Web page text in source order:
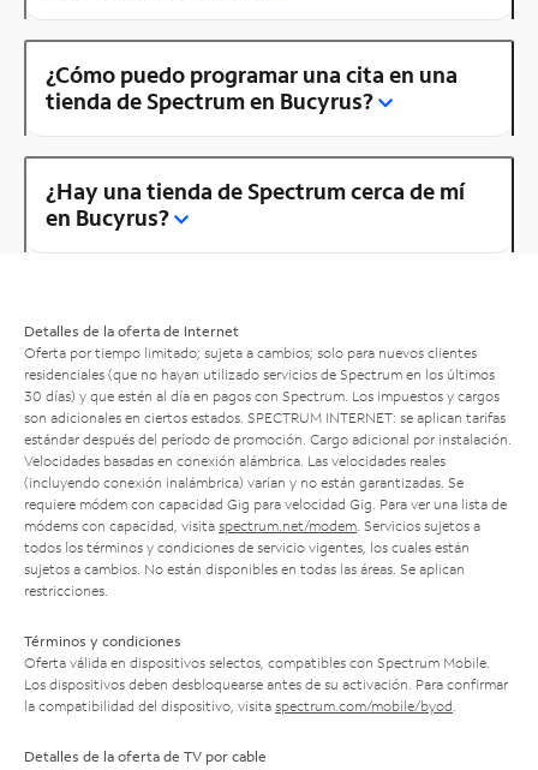
¿Cómo puedo programar una cita en una
tienda de Spectrum en Bucyrus?
¿Hay una tienda de Spectrum cerca de mí
en Bucyrus?
Detalles de la oferta de Internet
Oferta por tiempo limitado; sujeta a cambios; solo para nuevos clientes
residenciales (que no hayan utilizado servicios de Spectrum en los últimos
30 días) y que estén al día en pagos con Spectrum. Los impuestos y cargos
son adicionales en ciertos estados. SPECTRUM INTERNET: se aplican tarifas
estándar después del período de promoción. Cargo adicional por instalación.
Velocidades basadas en conexión alámbrica. Las velocidades reales
(incluyendo conexión inalámbrica) varían y no están garantizadas. Se
requiere módem con capacidad Gig para velocidad Gig. Para ver una lista de
módems con capacidad, visita spectrum.net/modem . Servicios sujetos a
todos los términos y condiciones de servicio vigentes, los cuales están
sujetos a cambios. No están disponibles en todas las áreas. Se aplican
restricciones.
Términos y condiciones
Oferta válida en dispositivos selectos, compatibles con Spectrum Mobile.
Los dispositivos deben desbloquearse antes de su activación. Para confirmar
la compatibilidad del dispositivo, visita spectrum.com/mobile/byod
Detalles de la oferta de TV por cable